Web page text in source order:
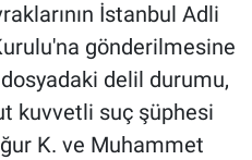
İstanbul Adli
gönderilmesine
delil durumu,
kuvvetli suç şüphesi
K. ve Muhammet